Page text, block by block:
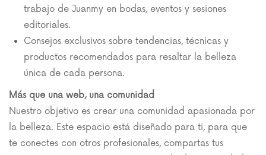
trabajo de Juanmy en bodas, eventos y sesiones
editoriales.
Consejos exclusivos sobre tendencias, técnicas y
productos recomendados para resaltar la belleza
única de cada persona.
Más que una web, una comunidad
Nuestro objetivo es crear una comunidad apasionada por
la belleza. Este espacio está diseñado para ti, para que
te conectes con otros profesionales, compartas tus